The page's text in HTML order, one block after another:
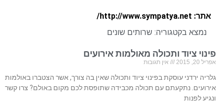
אתר: http://www.sympatya.net/
נמצא בקטגוריה: שרותים שונים
פינוי ציוד ותכולה מאולמות אירועים
אפריל 20, 2015 אין תגובות
גלריה ירדני עוסקת בפינוי ציוד ותכולה שאין בה צורך, אשר הצטברו באולמות
אירועים. נתקעתם עם תכולה מכבידה שתופסת לכם מקום באולם? צרו קשר
ונגיע לפנות